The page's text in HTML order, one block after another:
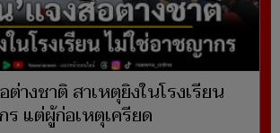
างชาติ สาเหตุยิงในโรงเรียน
แต่ผู้ก่อเหตุเครียด